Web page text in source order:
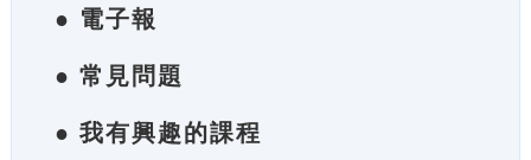
● 電子報
● 常見問題
● 我有興趣的課程